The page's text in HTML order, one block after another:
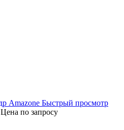
Быстрый просмотр
Цена по запросу